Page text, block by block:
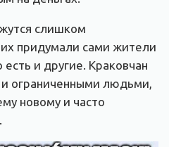
слишком
придумали сами жители
и другие. Краковчан
ограниченными людьми,
новому и часто